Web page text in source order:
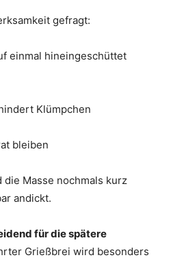
gefragt:
einmal hineingeschüttet
Klümpchen
bleiben
Masse nochmals kurz
andickt.
für die spätere
Grießbrei wird besonders